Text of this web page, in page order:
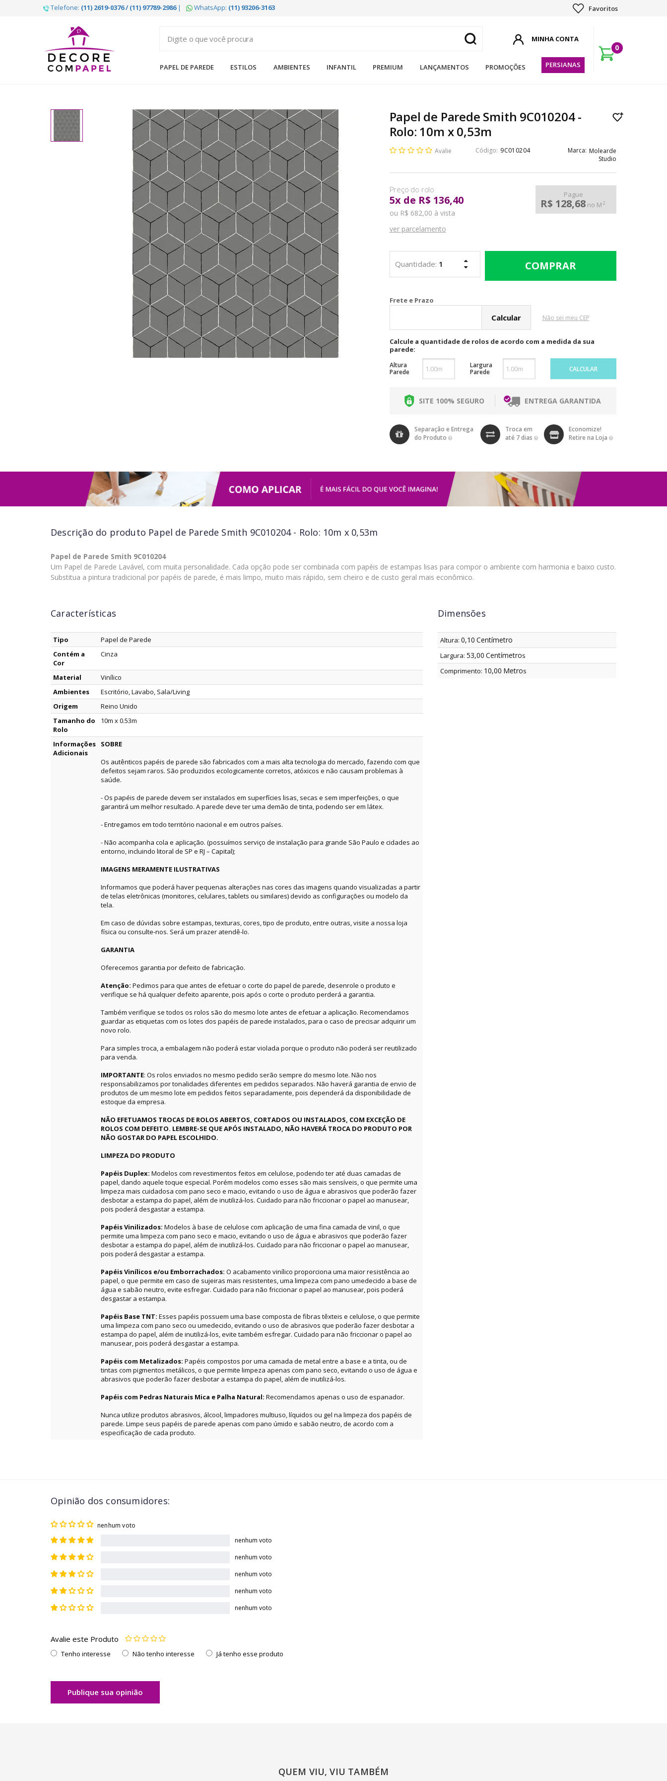
Telefone: (11) 2619-0376 / (11) 97789-2986| WhatsApp: (11) 93206-3163 Favoritos
PAPEL DE PAREDE ESTILOS AMBIENTES INFANTIL PREMIUM LANÇAMENTOS PROMOÇÕES PERSIANAS
0
Decore
com
papel
pioneira
em
Papel de Parede Smith 9C010204 -
Rolo: 10m x 0,53m
Avalie 9C010204
Molearde
Studio
5xde R$ 136,40
ou R$ 682,00 à vista
Pague
R$ 128,68 no M2
ver parcelamento
Não sei meu CEP
Calcule a quantidade de rolos de acordo com a medida da sua
parede:
Altura
Parede
Largura
Parede
CALCULAR
SITE 100% SEGURO ENTREGA GARANTIDA
Separação e Entrega
do Produto
Troca em
até 7 dias
Economize!
Retire na Loja
Descrição do produto Papel de Parede Smith 9C010204 - Rolo: 10m x 0,53m
Papel de Parede Smith 9C010204
Um Papel de Parede Lavável, com muita personalidade. Cada opção pode ser combinada com papéis de estampas lisas para compor o ambiente com harmonia e baixo custo.
Substitua a pintura tradicional por papéis de parede, é mais limpo, muito mais rápido, sem cheiro e de custo geral mais econômico.
Características
Tipo
Papel de Parede
Contém a
Cor
Cinza
Material
Vinílico
Ambientes
Escritório, Lavabo, Sala/Living
Origem
Reino Unido
Tamanho do
Rolo
10m x 0.53m
Informações
Adicionais
SOBRE
Os autênticos papéis de parede são fabricados com a mais alta tecnologia do mercado, fazendo com que
defeitos sejam raros. São produzidos ecologicamente corretos, atóxicos e não causam problemas à
saúde.
- Os papéis de parede devem ser instalados em superfícies lisas, secas e sem imperfeições, o que
garantirá um melhor resultado. A parede deve ter uma demão de tinta, podendo ser em látex.
- Entregamos em todo território nacional e em outros países.
- Não acompanha cola e aplicação. (possuímos serviço de instalação para grande São Paulo e cidades ao
entorno, incluindo litoral de SP e RJ – Capital);
IMAGENS MERAMENTE ILUSTRATIVAS
Informamos que poderá haver pequenas alterações nas cores das imagens quando visualizadas a partir
de telas eletrônicas (monitores, celulares, tablets ou similares) devido as configurações ou modelo da
tela.
Em caso de dúvidas sobre estampas, texturas, cores, tipo de produto, entre outras, visite a nossa loja
física ou consulte-nos. Será um prazer atendê-lo.
GARANTIA
Oferecemos garantia por defeito de fabricação.
Atenção: Pedimos para que antes de efetuar o corte do papel de parede, desenrole o produto e
verifique se há qualquer defeito aparente, pois após o corte o produto perderá a garantia.
Também verifique se todos os rolos são do mesmo lote antes de efetuar a aplicação. Recomendamos
guardar as etiquetas com os lotes dos papéis de parede instalados, para o caso de precisar adquirir um
novo rolo.
Para simples troca, a embalagem não poderá estar violada porque o produto não poderá ser reutilizado
para venda.
IMPORTANTE: Os rolos enviados no mesmo pedido serão sempre do mesmo lote. Não nos
responsabilizamos por tonalidades diferentes em pedidos separados. Não haverá garantia de envio de
produtos de um mesmo lote em pedidos feitos separadamente, pois dependerá da disponibilidade de
estoque da empresa.
NÃO EFETUAMOS TROCAS DE ROLOS ABERTOS, CORTADOS OU INSTALADOS, COM EXCEÇÃO DE
ROLOS COM DEFEITO. LEMBRE-SE QUE APÓS INSTALADO, NÃO HAVERÁ TROCA DO PRODUTO POR
NÃO GOSTAR DO PAPEL ESCOLHIDO.
LIMPEZA DO PRODUTO
Papéis Duplex: Modelos com revestimentos feitos em celulose, podendo ter até duas camadas de
papel, dando aquele toque especial. Porém modelos como esses são mais sensíveis, o que permite uma
limpeza mais cuidadosa com pano seco e macio, evitando o uso de água e abrasivos que poderão fazer
desbotar a estampa do papel, além de inutilizá-los. Cuidado para não friccionar o papel ao manusear,
pois poderá desgastar a estampa.
Papéis Vinilizados: Modelos à base de celulose com aplicação de uma fina camada de vinil, o que
permite uma limpeza com pano seco e macio, evitando o uso de água e abrasivos que poderão fazer
desbotar a estampa do papel, além de inutilizá-los. Cuidado para não friccionar o papel ao manusear,
pois poderá desgastar a estampa.
Papéis Vinílicos e/ou Emborrachados: O acabamento vinílico proporciona uma maior resistência ao
papel, o que permite em caso de sujeiras mais resistentes, uma limpeza com pano umedecido a base de
água e sabão neutro, evite esfregar. Cuidado para não friccionar o papel ao manusear, pois poderá
desgastar a estampa.
Papéis Base TNT: Esses papéis possuem uma base composta de fibras têxteis e celulose, o que permite
uma limpeza com pano seco ou umedecido, evitando o uso de abrasivos que poderão fazer desbotar a
estampa do papel, além de inutilizá-los, evite também esfregar. Cuidado para não friccionar o papel ao
manusear, pois poderá desgastar a estampa.
Papéis com Metalizados: Papéis compostos por uma camada de metal entre a base e a tinta, ou de
tintas com pigmentos metálicos, o que permite limpeza apenas com pano seco, evitando o uso de água e
abrasivos que poderão fazer desbotar a estampa do papel, além de inutilizá-los.
Papéis com Pedras Naturais Mica e Palha Natural: Recomendamos apenas o uso de espanador.
Nunca utilize produtos abrasivos, álcool, limpadores multiuso, líquidos ou gel na limpeza dos papéis de
parede. Limpe seus papéis de parede apenas com pano úmido e sabão neutro, de acordo com a
especificação de cada produto.
Dimensões
Altura: 0,10 Centímetro
Largura: 53,00 Centímetros
Comprimento: 10,00 Metros
Opinião dos consumidores:
nenhum voto
nenhum voto
nenhum voto
nenhum voto
nenhum voto
nenhum voto
Avalie este Produto
Tenho interesse Não tenho interesse Já tenho esse produto
Publique sua opinião
QUEM VIU, VIU TAMBÉM